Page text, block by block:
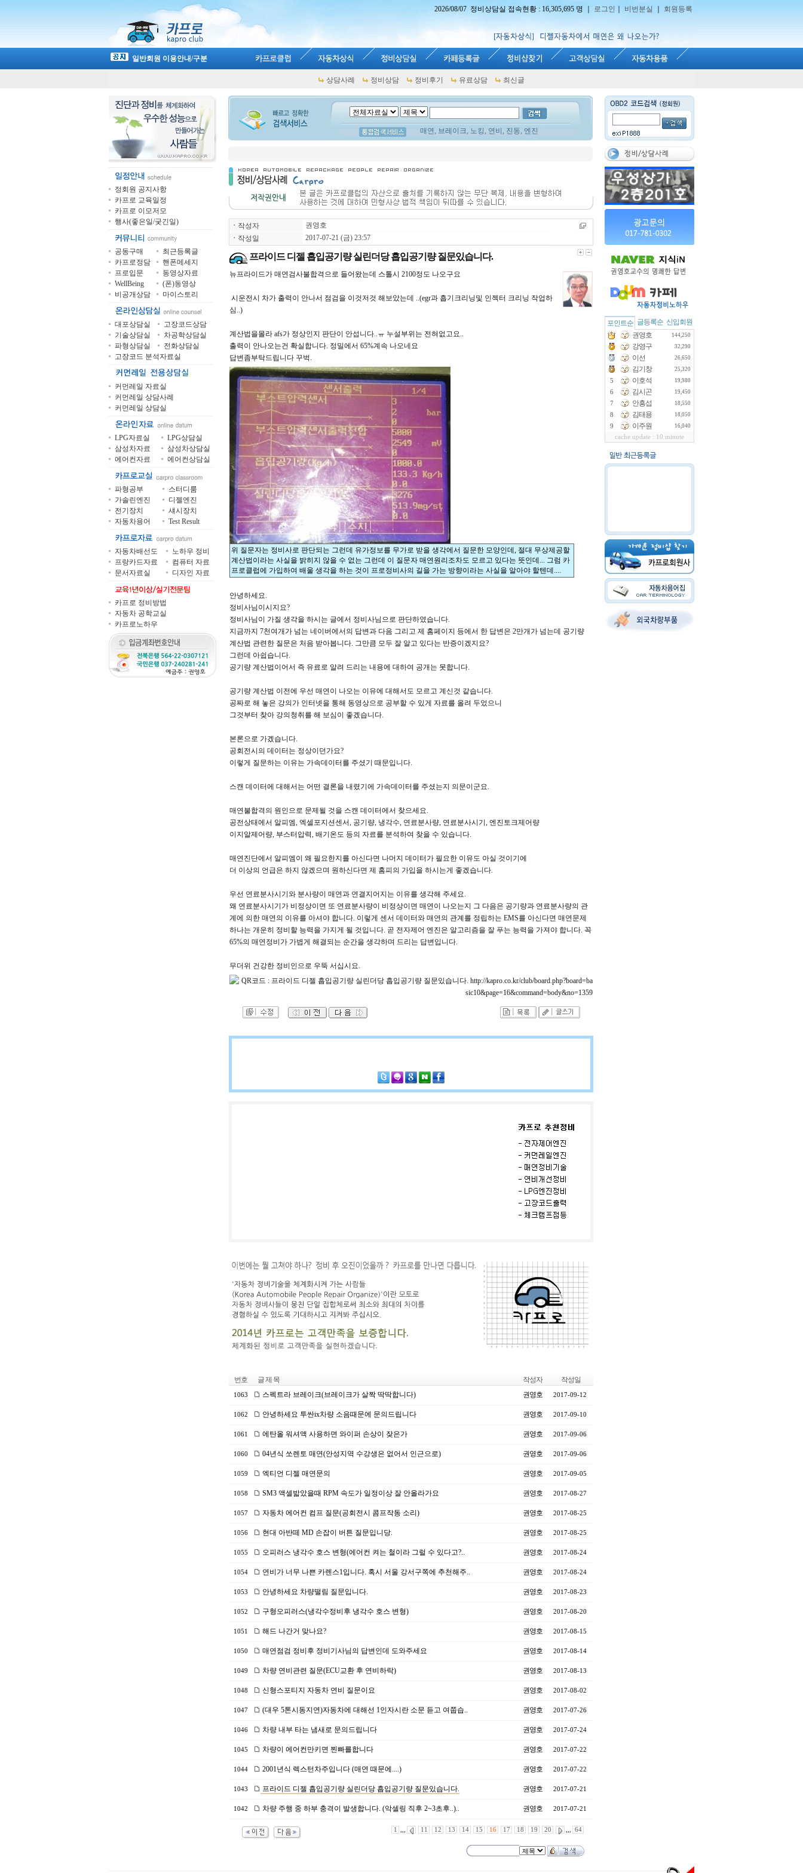
2026/08/07 정비상담실 접속현황 : 16,305,695 명 ｜ 로그인 비번분실 회원등록
일반회원 이용안내/구분
상담사례 정비상담 정비후기 유료상담 최신글
매연, 브레이크, 노킹, 연비, 진동, 엔진
정회원 공지사항
카프로 교육일정
카프로 이모저모
행사(좋은일/궂긴일)
공동구매
최근등록글
카프로정담
핸폰메세지
프로입문
동영상자료
WellBeing
(폰)동영상
비공개상담
마이스토리
대포상담실
고장코드상담
기술상담실
차공학상담실
파형상담실
전화상담실
고장코드 분석자료실
커먼레일 자료실
커먼레일 상담사례
커먼레일 상담실
LPG자료실
LPG상담실
삼성차자료
삼성차상담실
에어컨자료
에어컨상담실
파형공부
스터디룸
가솔린엔진
디젤엔진
전기장치
섀시장치
자동차용어
Test Result
자동차배선도
노하우 정비
프랑카드자료
컴퓨터 자료
문서자료실
디자인 자료
카프로 정비방법
자동차 공학교실
카프로노하우
ㆍ 작성자
권영호
ㆍ 작성일 2017-07-21 (금) 23:57
프라이드 디젤 흡입공기량 실린더당 흡입공기량 질문있습니다.
뉴프라이드가 매연검사불합격으로 들어왔는데 스톨시 2100정도 나오구요
시운전시 차가 출력이 안나서 점검을 이것저것 해보았는데 ..(egr과 흡기크리닝및 인젝터 크리닝 작업하
심..)
계산법을몰라 afs가 정상인지 판단이 안섭니다..ㅠ 누설부위는 전혀없고요..
출력이 안나오는건 확실합니다. 정밀에서 65%계속 나오네요
답변좀부탁드립니다 꾸벅.
위 질문자는 정비사로 판단되는 그런데 유가정보를 무가로 받을 생각에서 질문한 모양인데, 절대 무상제공할
계산법이라는 사실을 밝히지 않을 수 없는 그런데 이 질문자 매연원리조차도 모르고 있다는 뜻인데... 그럼 카
프로클럽에 가입하여 배울 생각을 하는 것이 프로정비사의 길을 가는 방향이라는 사실을 알아야 할텐데....
안녕하세요.
정비사님이시지요?
정비사님이 가질 생각을 하시는 글에서 정비사님으로 판단하였습니다.
지금까지 7천여개가 넘는 네이버에서의 답변과 다음 그리고 제 홈페이지 등에서 한 답변은 2만개가 넘는데 공기량
계산법 관련한 질문은 처음 받아봅니다. 그만큼 모두 잘 알고 있다는 반증이겠지요?
그런데 아쉽습니다.
공기량 계산법이어서 즉 유료로 알려 드리는 내용에 대하여 공개는 못합니다.
공기량 계산법 이전에 우선 매연이 나오는 이유에 대해서도 모르고 계신것 같습니다.
공짜로 해 놓은 강의가 인터넷을 통해 동영상으로 공부할 수 있게 자료를 올려 두었으니
그것부터 찾아 강의청취를 해 보심이 좋겠습니다.
본론으로 가겠습니다.
공회전시의 데이터는 정상이던가요?
이렇게 질문하는 이유는 가속데이터를 주셨기 때문입니다.
스캔 데이터에 대해서는 어떤 결론을 내렸기에 가속데이터를 주셨는지 의문이군요.
매연불합격의 원인으로 문제될 것을 스캔 데이터에서 찾으세요.
공전상태에서 알피엠, 엑셀포지션센서, 공기량, 냉각수, 연료분사량, 연료분사시기, 엔진토크제어량
이지알제어량, 부스터압력, 배기온도 등의 자료를 분석하여 찾을 수 있습니다.
매연진단에서 알피엠이 왜 필요한지를 아신다면 나머지 데이터가 필요한 이유도 아실 것이기에
더 이상의 언급은 하지 않겠으며 원하신다면 제 홈피의 가입을 하시는게 좋겠습니다.
우선 연료분사시기와 분사량이 매연과 연결지어지는 이유를 생각해 주세요.
왜 연료분사시기가 비정상이면 또 연료분사량이 비정상이면 매연이 나오는지 그 다음은 공기량과 연료분사량의 관
계에 의한 매연의 이유를 아셔야 합니다. 이렇게 센서 데이터와 매연의 관계를 정립하는 EMS를 아신다면 매연문제
하나는 개운히 정비할 능력을 가지게 될 것입니다. 곧 전자제어 엔진은 알고리즘을 잘 푸는 능력을 가져야 합니다. 꼭
65%의 매연정비가 가볍게 해결되는 순간을 생각하며 드리는 답변입니다.
무더위 건강한 정비인으로 우뚝 서십시요.
번호 글 제 목 작성자 작성일
1063 스펙트라 브레이크(브레이크가 살짝 딱딱합니다) 권영호 2017-09-12
1062 안녕하세요 투싼ix차량 소음때문에 문의드립니다 권영호 2017-09-10
1061 에탄올 워셔액 사용하면 와이퍼 손상이 잦은가 권영호 2017-09-06
1060 04년식 쏘렌토 매연(안성지역 수강생은 없어서 인근으로) 권영호 2017-09-06
1059 엑티언 디젤 매연문의 권영호 2017-09-05
1058 SM3 액셀밟았을때 RPM 속도가 일정이상 잘 안올라가요 권영호 2017-08-27
1057 자동차 에어컨 컴프 질문(공회전시 콤프작동 소리) 권영호 2017-08-25
1056 현대 아반떼 MD 손잡이 버튼 질문입니당. 권영호 2017-08-25
1055 오피러스 냉각수 호스 변형(에어컨 켜는 철이라 그럴 수 있다고?.. 권영호 2017-08-24
1054 연비가 너무 나쁜 카렌스1입니다. 혹시 서울 강서구쪽에 추천해주.. 권영호 2017-08-24
1053 안녕하세요 차량떨림 질문입니다. 권영호 2017-08-23
1052 구형오피러스(냉각수정비후 냉각수 호스 변형) 권영호 2017-08-20
1051 해드 나간거 맞나요? 권영호 2017-08-15
1050 매연점검 정비후 정비기사님의 답변인데 도와주세요 권영호 2017-08-14
1049 차량 연비관련 질문(ECU교환 후 연비하락) 권영호 2017-08-13
1048 신형스포티지 자동차 연비 질문이요 권영호 2017-08-02
1047 (대우 5톤시동지연)자동차에 대해선 1인자시란 소문 듣고 여쭙습.. 권영호 2017-07-26
1046 차량 내부 타는 냄새로 문의드립니다 권영호 2017-07-24
1045 차량이 에어컨만키면 찐빠를합니다 권영호 2017-07-22
1044 2001년식 렉스턴차주입니다 (매연 때문에....) 권영호 2017-07-22
1043 프라이드 디젤 흡입공기량 실린더당 흡입공기량 질문있습니다. 권영호 2017-07-21
1042 차량 주행 중 하부 충격이 발생합니다. (악셀링 직후 2~3초후..).. 권영호 2017-07-21
1 ,,, 11 12 13 14 15 16 17 18 19 20 ,,, 64
포인트순 글등록순 신입회원
권영호
144,250
강영구 32,290
이선 26,650
김기창 25,320
5 이호석 19,980
6 김시곤 19,450
7 안흥섭 18,550
8 김태용 18,050
9 이주원 16,040
cache update : 10 minute